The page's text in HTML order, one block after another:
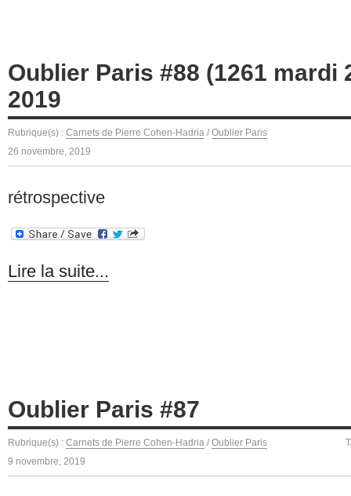
Oublier Paris #88 (1261 mardi
2019
Rubrique(s) : Carnets de Pierre Cohen-Hadria / Oublier Paris
26 novembre, 2019
rétrospective
Lire la suite...
Oublier Paris #87
Rubrique(s) : Carnets de Pierre Cohen-Hadria / Oublier Paris
9 novembre, 2019